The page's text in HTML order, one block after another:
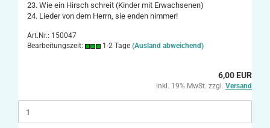
23. Wie ein Hirsch schreit (Kinder mit Erwachsenen)
24. Lieder von dem Herrn, sie enden nimmer!
Art.Nr.: 150047
Bearbeitungszeit:
1-2 Tage (Ausland abweichend)
6,00 EUR
inkl. 19% MwSt. zzgl. Versand